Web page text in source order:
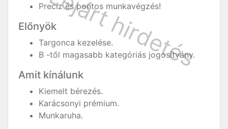
Precíz és pontos munkavégzés!
Előnyök
Targonca kezelése.
B -től magasabb kategóriás jogosítvány.
Amit kínálunk
Kiemelt bérezés.
Karácsonyi prémium.
Munkaruha.